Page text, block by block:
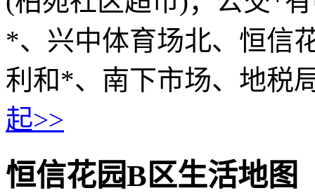
*、兴中体育场北、恒信
利和*、南下市场、地税
起>>
恒信花园B区生活地图